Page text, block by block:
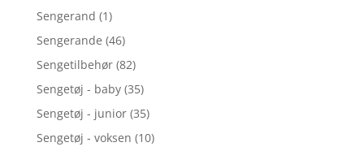
Sengerand (1)
Sengerande (46)
Sengetilbehør (82)
Sengetøj - baby (35)
Sengetøj - junior (35)
Sengetøj - voksen (10)